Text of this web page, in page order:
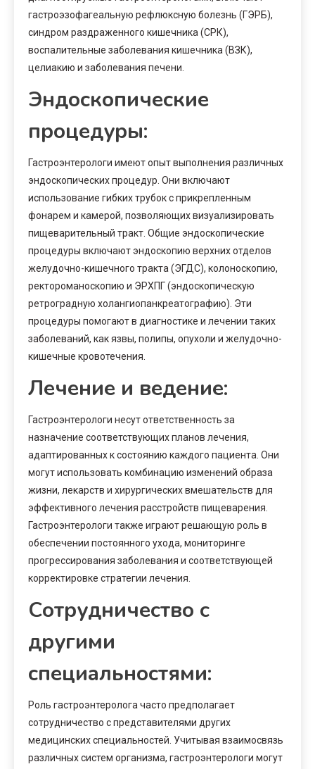
гастроэзофагеальную рефлюксную болезнь (ГЭРБ),
синдром раздраженного кишечника (СРК),
воспалительные заболевания кишечника (ВЗК),
целиакию и заболевания печени.
Эндоскопические
процедуры:
Гастроэнтерологи имеют опыт выполнения различных
эндоскопических процедур. Они включают
использование гибких трубок с прикрепленным
фонарем и камерой, позволяющих визуализировать
пищеварительный тракт. Общие эндоскопические
процедуры включают эндоскопию верхних отделов
желудочно-кишечного тракта (ЭГДС), колоноскопию,
ректороманоскопию и ЭРХПГ (эндоскопическую
ретроградную холангиопанкреатографию). Эти
процедуры помогают в диагностике и лечении таких
заболеваний, как язвы, полипы, опухоли и желудочно-
кишечные кровотечения.
Лечение и ведение:
Гастроэнтерологи несут ответственность за
назначение соответствующих планов лечения,
адаптированных к состоянию каждого пациента. Они
могут использовать комбинацию изменений образа
жизни, лекарств и хирургических вмешательств для
эффективного лечения расстройств пищеварения.
Гастроэнтерологи также играют решающую роль в
обеспечении постоянного ухода, мониторинге
прогрессирования заболевания и соответствующей
корректировке стратегии лечения.
Сотрудничество с
другими
специальностями:
Роль гастроэнтеролога часто предполагает
сотрудничество с представителями других
медицинских специальностей. Учитывая взаимосвязь
различных систем организма, гастроэнтерологи могут